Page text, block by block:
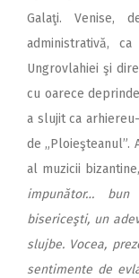
Galaţi. Venise,
administrativă,
Ungrovlahiei şi
cu oarece
a slujit ca
de
al muzicii
impunător…
bisericeşti, un
slujbe. Vocea,
sentimente de